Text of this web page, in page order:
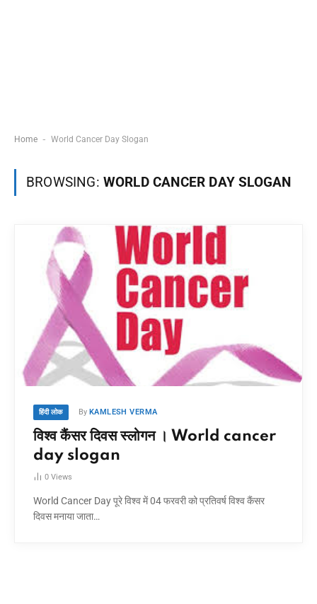
Home - World Cancer Day Slogan
BROWSING: WORLD CANCER DAY SLOGAN
हिंदी लोक By KAMLESH VERMA
विश्व कैंसर दिवस स्लोगन । World cancer
day slogan
0 Views
World Cancer Day पूरे विश्व में 04 फरवरी को प्रतिवर्ष विश्व कैंसर
दिवस मनाया जाता…